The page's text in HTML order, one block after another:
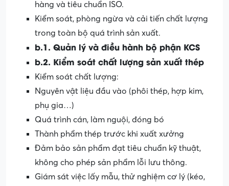
hàng và tiêu chuẩn ISO.
Kiểm soát, phòng ngừa và cải tiến chất lượng
trong toàn bộ quá trình sản xuất.
b.1. Quản lý và điều hành bộ phận KCS
b.2. Kiểm soát chất lượng sản xuất thép
Kiểm soát chất lượng:
Nguyên vật liệu đầu vào (phôi thép, hợp kim,
phụ gia…)
Quá trình cán, làm nguội, đóng bó
Thành phẩm thép trước khi xuất xưởng
Đảm bảo sản phẩm đạt tiêu chuẩn kỹ thuật,
không cho phép sản phẩm lỗi lưu thông.
Giám sát việc lấy mẫu, thử nghiệm cơ lý (kéo,